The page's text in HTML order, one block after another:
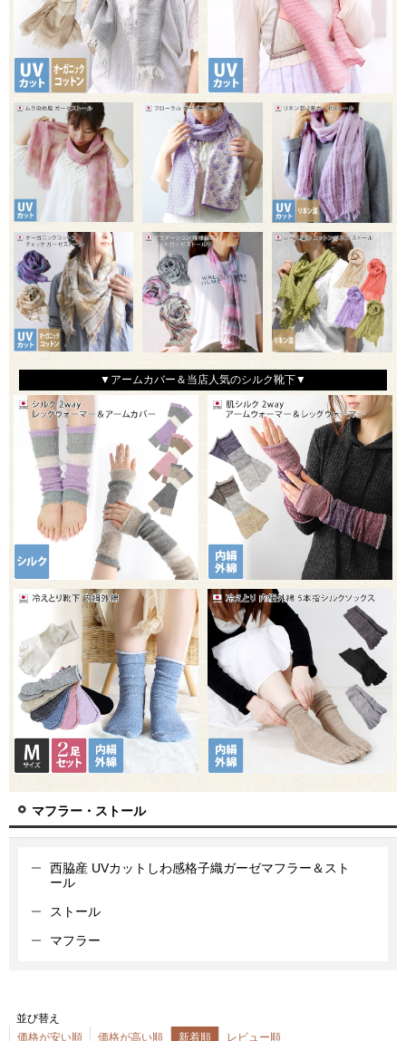
▼アームカバー＆当店人気のシルク靴下▼
マフラー・ストール
西脇産 UVカットしわ感格子織ガーゼマフラー＆スト
ール
ストール
マフラー
並び替え
価格が安い順
価格が高い順 新着順 レビュー順